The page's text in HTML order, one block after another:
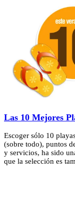
Las 10 Mejores
Escoger sólo 10
(sobre todo), puntos
y servicios, ha sido
que la selección es